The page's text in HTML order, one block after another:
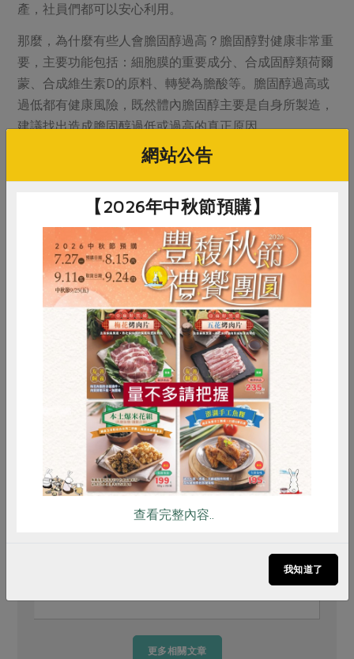
產，社員們都可以安心利用。
那麼，為什麼有些人會膽固醇過高？膽固醇對健康非常重
要，主要功能包括：細胞膜的重要成分、合成固醇類荷爾
蒙、合成維生素D的原料、轉變為膽酸等。膽固醇過高或
過低都有健康風險，既然體內膽固醇主要是自身所製造，
建議找出造成膽固醇過低或過高的真正原因。
美國最新發布的「2015-2020飲食指南」
推薦閱讀
樂齡生活
合作社打造失智友善社區 努力過的日
更多相關文章
RPET 食譜 減硝酸鹽
雞蛋 食安 共同購買
網站公告
【2026年中秋節預購】
查看完整內容..
我知道了